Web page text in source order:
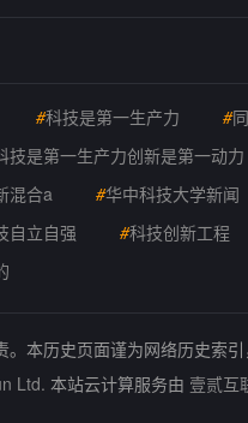
#科技是第一生产力 #
技是第一生产力创新是第一动力
混合a #华中科技大学新闻
自立自强 #科技创新工程
本历史页面谨为网络历史索引
Ltd. 本站云计算服务由 壹贰互